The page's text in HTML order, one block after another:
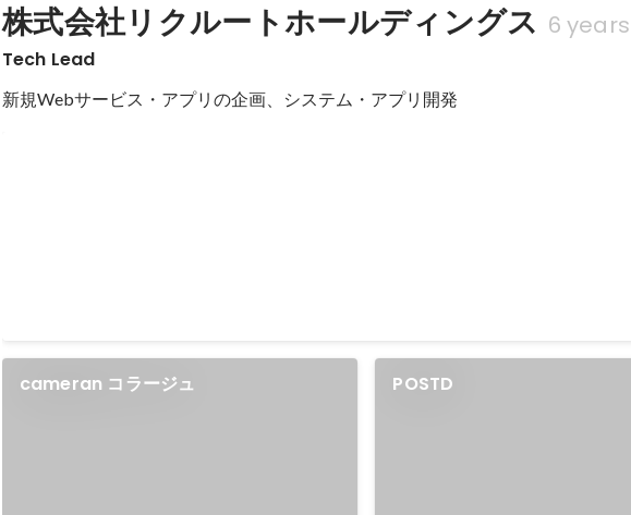
株式会社リクルートホールディングス 6 years
Tech Lead
新規Webサービス・アプリの企画、システム・アプリ開発
cameran コラージュ POSTD